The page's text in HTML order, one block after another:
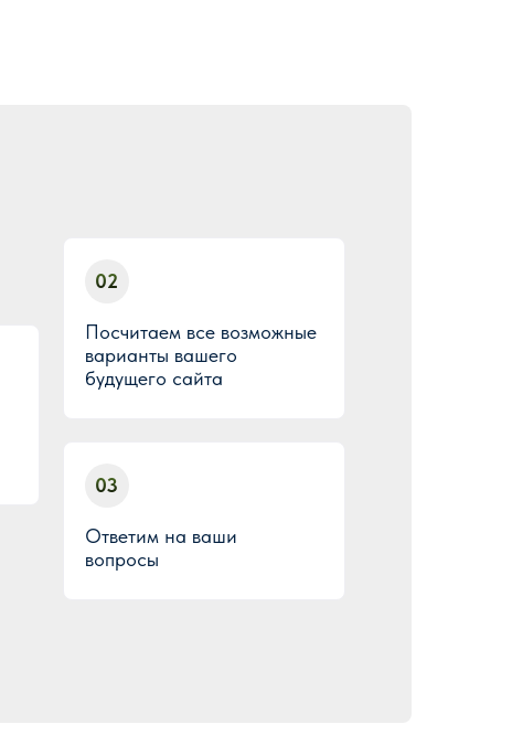
Посчитаем все возможные
варианты вашего
будущего сайта
02
Ответим на ваши
вопросы
03